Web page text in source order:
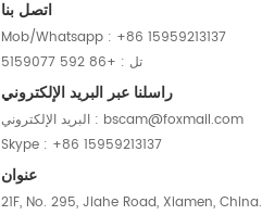
اتصل بنا
Mob/Whatsapp : +86 15959213137
تل : +86 592 5159077
راسلنا عبر البريد الإلكتروني
البريد الإلكتروني : bscam@foxmail.com
Skype : +86 15959213137
عنوان
21F, No. 295, Jiahe Road, Xiamen, China.